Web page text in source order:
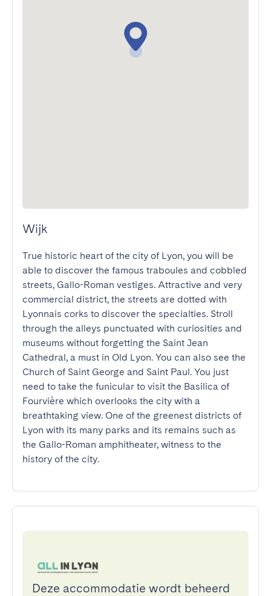
Wijk
True historic heart of the city of Lyon, you will be
able to discover the famous traboules and cobbled
streets, Gallo-Roman vestiges. Attractive and very
commercial district, the streets are dotted with
Lyonnais corks to discover the specialties. Stroll
through the alleys punctuated with curiosities and
museums without forgetting the Saint Jean
Cathedral, a must in Old Lyon. You can also see the
Church of Saint George and Saint Paul. You just
need to take the funicular to visit the Basilica of
Fourvière which overlooks the city with a
breathtaking view. One of the greenest districts of
Lyon with its many parks and its remains such as
the Gallo-Roman amphitheater, witness to the
history of the city.
Deze accommodatie wordt beheerd